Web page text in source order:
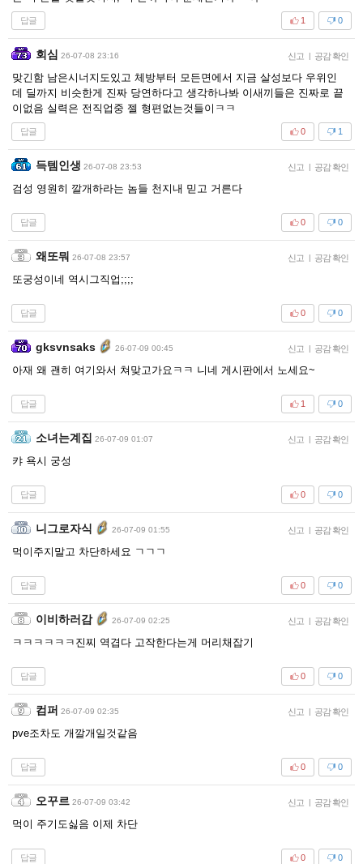
답글 0
1
회심 26-07-08 23:16 신고 | 공감 확인
맞긴함 남은시너지도있고 체방부터 모든면에서 지금 살성보다 우위인
데 딜까지 비슷한게 진짜 당연하다고 생각하나봐 이새끼들은 진짜로 끝
이없음 실력은 전직업중 젤 형편없는것들이ㅋㅋ
답글 1
0
득템인생 26-07-08 23:53 신고 | 공감 확인
검성 영원히 깔개하라는 놈들 천지내 믿고 거른다
답글 0
0
왜또뭐 26-07-08 23:57 신고 | 공감 확인
또궁성이네 역시그직업;;;;
답글 0
0
gksvnsaks 26-07-09 00:45 신고 | 공감 확인
아재 왜 괜히 여기와서 쳐맞고가요ㅋㅋ 니네 게시판에서 노세요~
답글 0
1
소녀는계집 26-07-09 01:07 신고 | 공감 확인
캬 욕시 궁성
답글 0
0
니그로자식 26-07-09 01:55 신고 | 공감 확인
먹이주지말고 차단하세요 ㄱㄱㄱ
답글 0
0
이비하러감 26-07-09 02:25 신고 | 공감 확인
ㅋㅋㅋㅋㅋㅋ진찌 역겹다 고작한다는게 머리채잡기
답글 0
0
컴퍼 26-07-09 02:35 신고 | 공감 확인
pve조차도 개깔개일것같음
답글 0
0
오꾸르 26-07-09 03:42 신고 | 공감 확인
먹이 주기도싫음 이제 차단
답글 0
0